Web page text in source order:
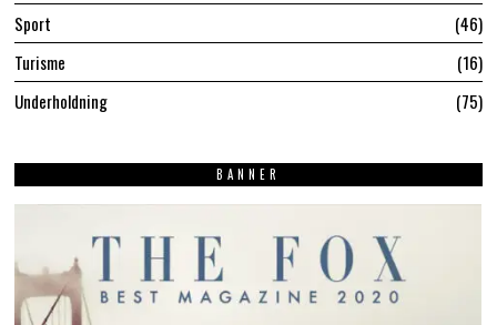
Sport
46
Turisme
16
Underholdning
75
BANNER